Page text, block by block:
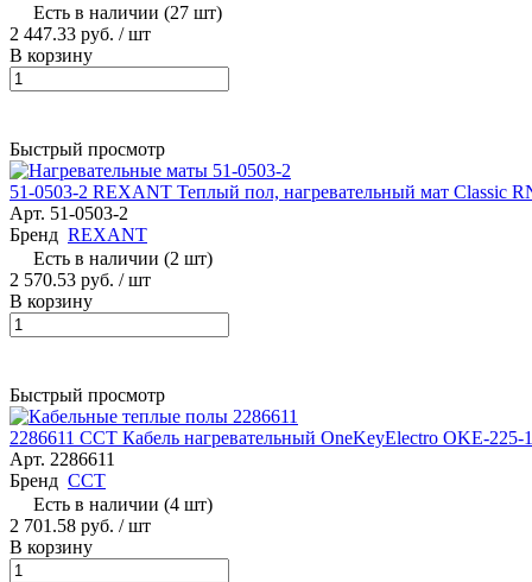
Есть в наличии (27 шт)
2 447.33 руб. / шт
В корзину
Быстрый просмотр
51-0503-2 REXANT Теплый пол, нагревательный мат Classic
Арт. 51-0503-2
Бренд REXANT
Есть в наличии (2 шт)
2 570.53 руб. / шт
В корзину
Быстрый просмотр
2286611 ССТ Кабель нагревательный OneKeyElectro OKE-225-
Арт. 2286611
Бренд ССТ
Есть в наличии (4 шт)
2 701.58 руб. / шт
В корзину